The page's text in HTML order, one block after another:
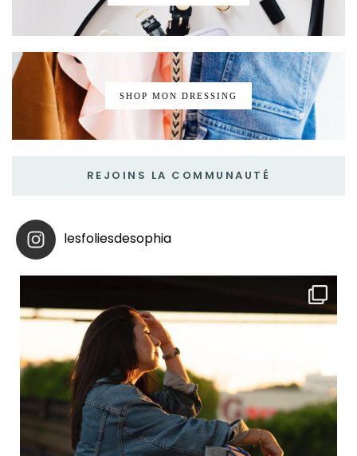
SHOP MON DRESSING
REJOINS LA COMMUNAUTÉ
lesfoliesdesophia